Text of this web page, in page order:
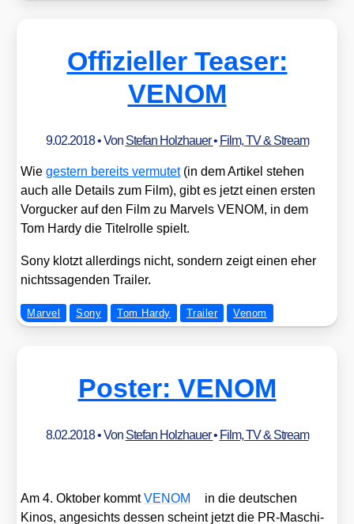
Offizieller Teaser:
VENOM
9.02.2018• Von Stefan Holzhauer• Film, TV & Stream
Wieges­tern bereits ver­mu­tet(in dem Arti­kel ste­hen
auch alle Details zum Film), gibt es jetzt einen ers­ten
Vor­gu­cker auf den Film zu Mar­vels VENOM, in dem
Tom Har­dy die Titel­rol­le spielt.
Sony klotzt aller­dings nicht, son­dern zeigt einen eher
nichts­sa­gen­den Trai­ler.
Marvel Sony Tom Hardy Trailer Venom
Poster: VENOM
8.02.2018• Von Stefan Holzhauer• Film, TV & Stream
Am 4. Okto­ber kommtVENOM
in die deut­schen
Kinos, ange­sichts des­sen scheint jetzt die PR-Maschi­